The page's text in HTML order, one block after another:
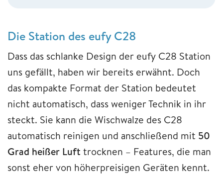
Die Station des eufy C28
Dass das schlanke Design der eufy C28 Station
uns gefällt, haben wir bereits erwähnt. Doch
das kompakte Format der Station bedeutet
nicht automatisch, dass weniger Technik in ihr
steckt. Sie kann die Wischwalze des C28
automatisch reinigen und anschließend mit 50
Grad heißer Luft trocknen – Features, die man
sonst eher von höherpreisigen Geräten kennt.